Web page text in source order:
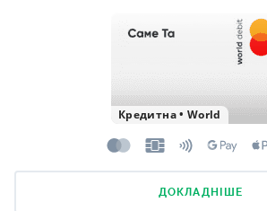
Кредитна• World
ДОКЛАДНІШЕ